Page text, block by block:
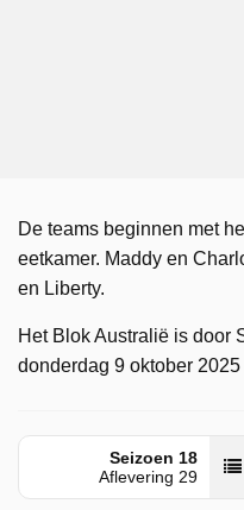
De teams beginnen met
eetkamer. Maddy en
en Liberty.
Het Blok Australië is door
donderdag 9 oktober 2025
Seizoen 18
Aflevering 29